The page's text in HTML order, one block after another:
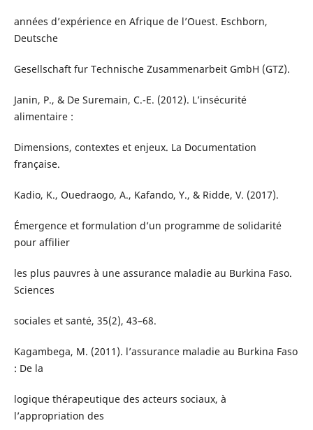
années d’expérience en Afrique de l’Ouest. Eschborn,
Deutsche
Gesellschaft fur Technische Zusammenarbeit GmbH (GTZ).
Janin, P., & De Suremain, C.-E. (2012). L’insécurité
alimentaire :
Dimensions, contextes et enjeux. La Documentation
française.
Kadio, K., Ouedraogo, A., Kafando, Y., & Ridde, V. (2017).
Émergence et formulation d’un programme de solidarité
pour affilier
les plus pauvres à une assurance maladie au Burkina Faso.
Sciences
sociales et santé, 35(2), 43–68.
Kagambega, M. (2011). l’assurance maladie au Burkina Faso
: De la
logique thérapeutique des acteurs sociaux, à
l’appropriation des